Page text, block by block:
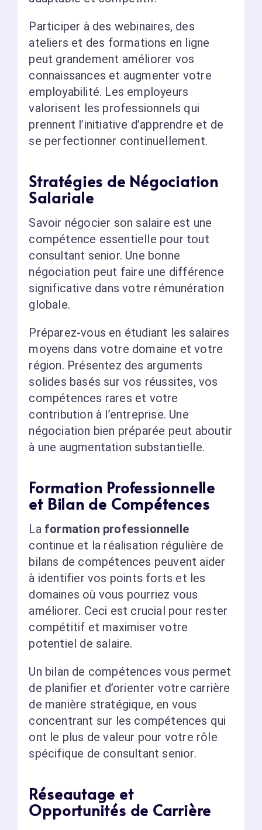
Participer à des webinaires, des
ateliers et des formations en ligne
peut grandement améliorer vos
connaissances et augmenter votre
employabilité. Les employeurs
valorisent les professionnels qui
prennent l’initiative d’apprendre et de
se perfectionner continuellement.
Stratégies de Négociation
Salariale
Savoir négocier son salaire est une
compétence essentielle pour tout
consultant senior. Une bonne
négociation peut faire une différence
significative dans votre rémunération
globale.
Préparez-vous en étudiant les salaires
moyens dans votre domaine et votre
région. Présentez des arguments
solides basés sur vos réussites, vos
compétences rares et votre
contribution à l’entreprise. Une
négociation bien préparée peut aboutir
à une augmentation substantielle.
Formation Professionnelle
et Bilan de Compétences
La formation professionnelle
continue et la réalisation régulière de
bilans de compétences peuvent aider
à identifier vos points forts et les
domaines où vous pourriez vous
améliorer. Ceci est crucial pour rester
compétitif et maximiser votre
potentiel de salaire.
Un bilan de compétences vous permet
de planifier et d’orienter votre carrière
de manière stratégique, en vous
concentrant sur les compétences qui
ont le plus de valeur pour votre rôle
spécifique de consultant senior.
Réseautage et
Opportunités de Carrière